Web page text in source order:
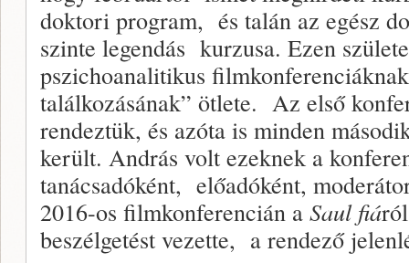
doktori program, és talán az egész
szinte legendás kurzusa. Ezen
pszichoanalitikus
találkozásának” ötlete. Az első
rendeztük, és azóta is minden
került. András volt ezeknek a
tanácsadóként, előadóként,
2016-os filmkonferencián a Saul fiá
beszélgetést vezette, a rendező